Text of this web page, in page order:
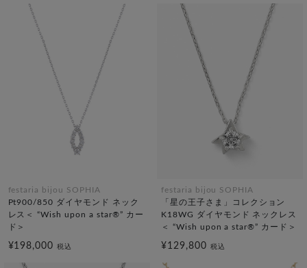
festaria bijou SOPHIA
Pt900/850 ダイヤモンド ネック
レス＜ “Wish upon a star®” カー
ド＞
¥198,000税込
festaria bijou SOPHIA
「星の王子さま」コレクション
K18WG ダイヤモンド ネックレス
＜ “Wish upon a star®” カード＞
¥129,800 税込